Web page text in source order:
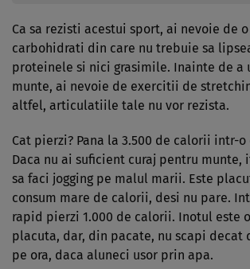
Ca sa rezisti acestui sport, ai nevoie de
carbohidrati din care nu trebuie sa
proteinele si nici grasimile. Inainte de a
munte, ai nevoie de exercitii de
altfel, articulatiile tale nu vor rezista.
Cat pierzi? Pana la 3.500 de calorii intr-
Daca nu ai suficient curaj pentru munte,
sa faci jogging pe malul marii. Este
consum mare de calorii, desi nu pare.
rapid pierzi 1.000 de calorii. Inotul este
placuta, dar, din pacate, nu scapi decat
pe ora, daca aluneci usor prin apa.